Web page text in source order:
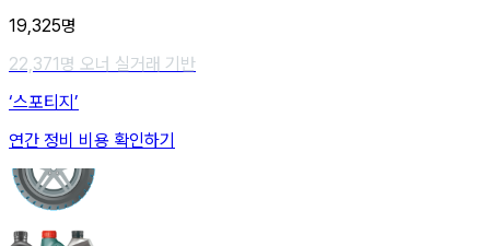
19,325명
22,371명 오너 실거래 기반
‘스포티지’
연간 정비 비용 확인하기